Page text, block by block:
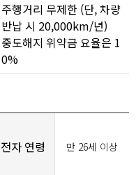
주행거리 무제한 (단, 차량
반납 시 20,000km/년)
중도해지 위약금 요율은 1
0%
자 연령 만 26세 이상